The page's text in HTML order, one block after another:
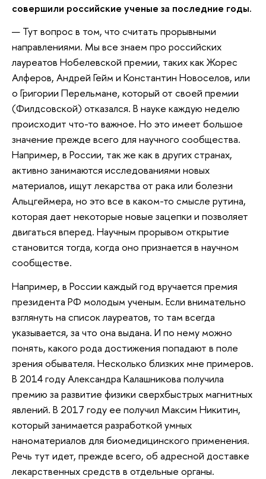
совершили российские ученые за последние годы.
— Тут вопрос в том, что считать прорывными
направлениями. Мы все знаем про российских
лауреатов Нобелевской премии, таких как Жорес
Алферов, Андрей Гейм и Константин Новоселов, или
о Григории Перельмане, который от своей премии
(Филдсовской) отказался. В науке каждую неделю
происходит что-то важное. Но это имеет большое
значение прежде всего для научного сообщества.
Например, в России, так же как в других странах,
активно занимаются исследованиями новых
материалов, ищут лекарства от рака или болезни
Альцгеймера, но это все в каком-то смысле рутина,
которая дает некоторые новые зацепки и позволяет
двигаться вперед. Научным прорывом открытие
становится тогда, когда оно признается в научном
сообществе.
Например, в России каждый год вручается премия
президента РФ молодым ученым. Если внимательно
взглянуть на список лауреатов, то там всегда
указывается, за что она выдана. И по нему можно
понять, какого рода достижения попадают в поле
зрения обывателя. Несколько близких мне примеров.
В 2014 году Александра Калашникова получила
премию за развитие физики сверхбыстрых магнитных
явлений. В 2017 году ее получил Максим Никитин,
который занимается разработкой умных
наноматериалов для биомедицинского применения.
Речь тут идет, прежде всего, об адресной доставке
лекарственных средств в отдельные органы.